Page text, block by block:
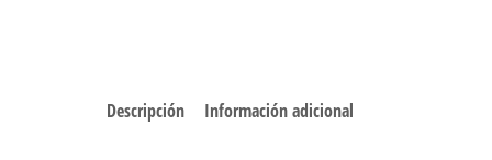
Descripción Información adicional